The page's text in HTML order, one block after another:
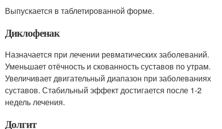
Выпускается в таблетированной форме.
Диклофенак
Назначается при лечении ревматических заболеваний.
Уменьшает отёчность и скованность суставов по утрам.
Увеличивает двигательный диапазон при заболеваниях
суставов. Стабильный эффект достигается после 1-2
недель лечения.
Долгит